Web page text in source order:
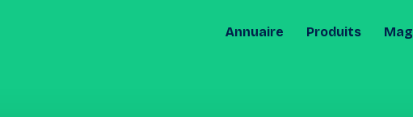
Annuaire Produits